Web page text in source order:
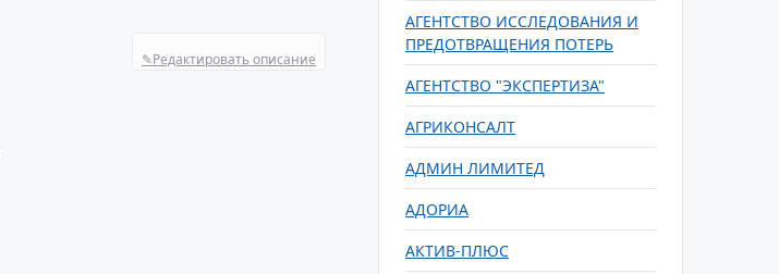
✎Редактировать описание
АГЕНТСТВО ИССЛЕДОВАНИЯ И
ПРЕДОТВРАЩЕНИЯ ПОТЕРЬ
АГЕНТСТВО "ЭКСПЕРТИЗА"
АГРИКОНСАЛТ
АДМИН ЛИМИТЕД
АДОРИА
АКТИВ-ПЛЮС